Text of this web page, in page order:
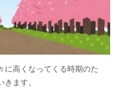
に高くなってくる時期のた
ます。